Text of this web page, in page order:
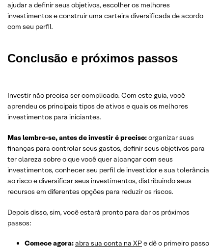
ajudar a definir seus objetivos, escolher os melhores
investimentos e construir uma carteira diversificada de acordo
com seu perfil.
Conclusão e próximos passos
Investir não precisa ser complicado. Com este guia, você
aprendeu os principais tipos de ativos e quais os melhores
investimentos para iniciantes.
Mas lembre-se, antes de investir é preciso:organizar suas
finanças para controlar seus gastos, definir seus objetivos para
ter clareza sobre o que você quer alcançar com seus
investimentos, conhecer seu perfil de investidor e sua tolerância
ao risco e diversificar seus investimentos, distribuindo seus
recursos em diferentes opções para reduzir os riscos.
Depois disso, sim, você estará pronto para dar os próximos
passos:
Comece agora:abra sua conta na XPe dê o primeiro passo